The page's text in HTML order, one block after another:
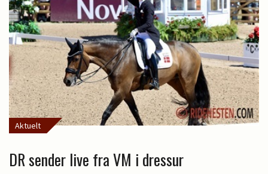
Aktuelt
DR sender live fra VM i dressur